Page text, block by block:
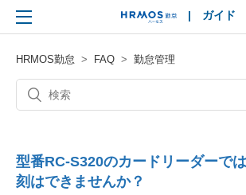
HRMOS
| ガイド
HRMOS勤怠 FAQ 勤怠管理
型番RC-S320のカードリーダーで
刻はできませんか？